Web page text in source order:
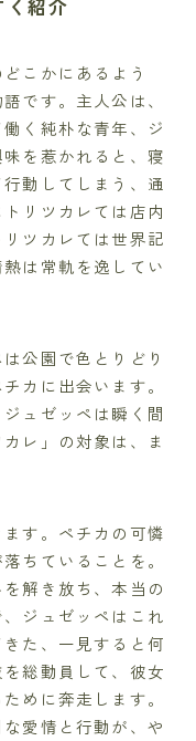
く紹介
こかにあるよう
です。主人公は、
く純朴な青年、ジ
を惹かれると、寝
動してしまう、通
リツカレては店内
ツカレては世界記
は常軌を逸してい
公園で色とりどり
カに出会います。
ュゼッペは瞬く間
レ」の対象は、ま
す。ペチカの可憐
ちていることを。
解き放ち、本当の
ジュゼッペはこれ
た、一見すると何
総動員して、彼女
めに奔走します。
愛情と行動が、や